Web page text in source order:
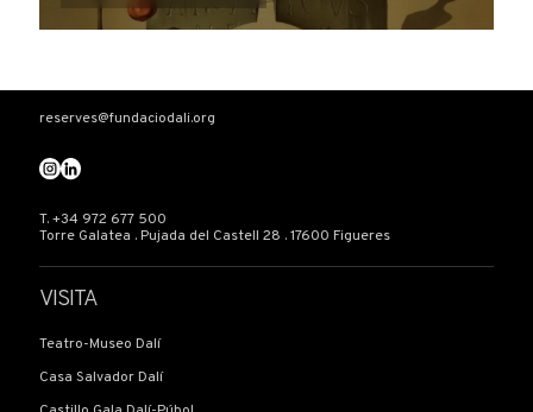
reserves@fundaciodali.org
T. +34 972 677 500
Torre Galatea . Pujada del Castell 28 . 17600 Figueres
VISITA
Teatro-Museo Dalí
Casa Salvador Dalí